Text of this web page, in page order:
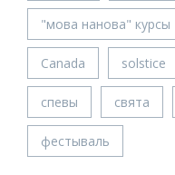
"мова нанова" курсы
Canada solstice
спевы свята
фестываль